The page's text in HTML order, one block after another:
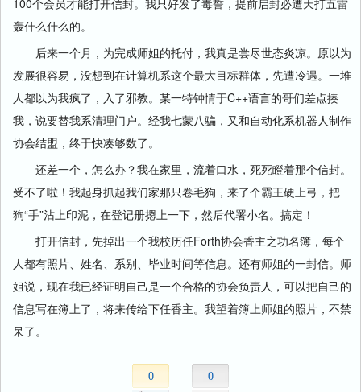
100个会员才能打开信封。我只好发了毒誓，提前启封必遭天打五雷
轰什么什么的。
后来一个月，为完成师姐的托付，我真是尝尽世态炎凉。原以为
发展很容易，没想到在计算机系这个最大目标群体，先遭冷遇。一堆
人都以为我疯了，入了邪教。某一特钟情于C++语言的哥们差点揍
我，说要替我系清理门户。经我七蒙八骗，又和自动化系机器人制作
协会结盟，终于快凑够数了。
还差一个，怎么办？我在家里，流着口水，死死瞪着那个信封。
受不了啦！我起身抓起我们家那只卷毛狗，来了个霸王硬上弓，把
狗“手”沾上印泥，在登记册摁上一下，然后代署小名。搞定！
打开信封，先掉出一个我校历任Forth协会香主之功名簿，每个
人都有照片、姓名、系别、毕业时间等信息。还有师姐的一封信。师
姐说，现在我已经证明自己是一个合格的协会负责人，可以把自己的
信息写在簿上了，将来传给下任香主。我望着簿上师姐的照片，不禁
呆了。
0 0